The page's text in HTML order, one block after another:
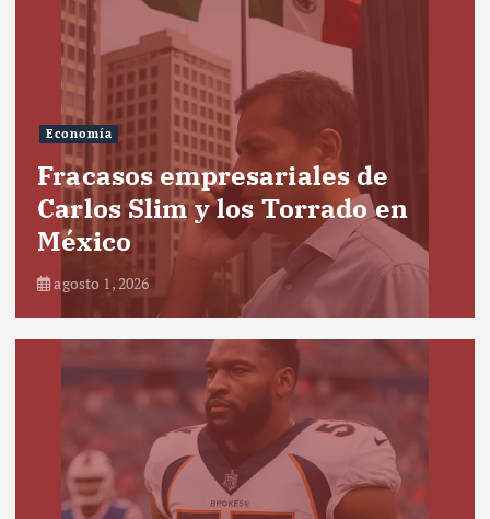
Economía
Fracasos empresariales de
Carlos Slim y los Torrado en
México
agosto 1, 2026